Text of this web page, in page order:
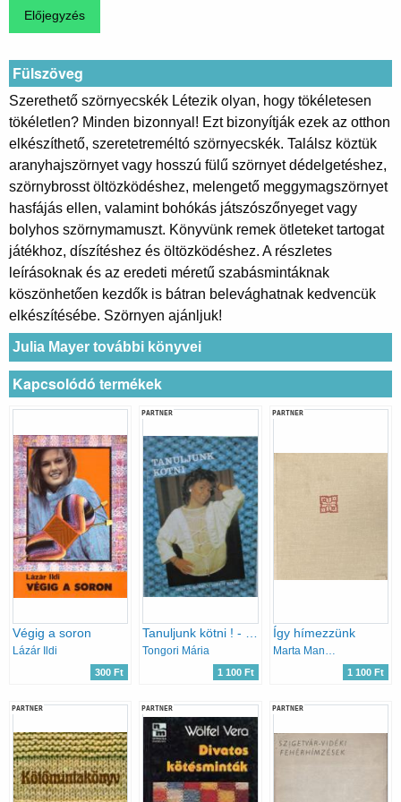
Fülszöveg
Szerethető szörnyecskék Létezik olyan, hogy tökéletesen
tökéletlen? Minden bizonnyal! Ezt bizonyítják ezek az otthon
elkészíthető, szeretetreméltó szörnyecskék. Találsz köztük
aranyhajszörnyet vagy hosszú fülű szörnyet dédelgetéshez,
szörnybrosst öltözködéshez, melengető meggymagszörnyet
hasfájás ellen, valamint bohókás játszószőnyeget vagy
bolyhos szörnymamuszt. Könyvünk remek ötleteket tartogat
játékhoz, díszítéshez és öltözködéshez. A részletes
leírásoknak és az eredeti méretű szabásmintáknak
köszönhetően kezdők is bátran belevághatnak kedvencük
elkészítésébe. Szörnyen ajánljuk!
Julia Mayer további könyvei
Kapcsolódó termékek
Végig a soron
Lázár Ildi
300 Ft
PARTNER
Tongori Mária
1 100 Ft
PARTNER
Így hímezzünk
Marta Mannová
1 100 Ft
PARTNER PARTNER PARTNER